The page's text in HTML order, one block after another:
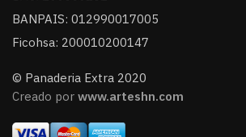
BANPAIS: 012990017005
Ficohsa: 200010200147
© Panaderia Extra 2020
Creado por www.arteshn.com